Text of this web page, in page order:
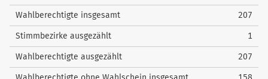
Wahlberechtigte insgesamt 207
Stimmbezirke ausgezählt 1
Wahlberechtigte ausgezählt 207